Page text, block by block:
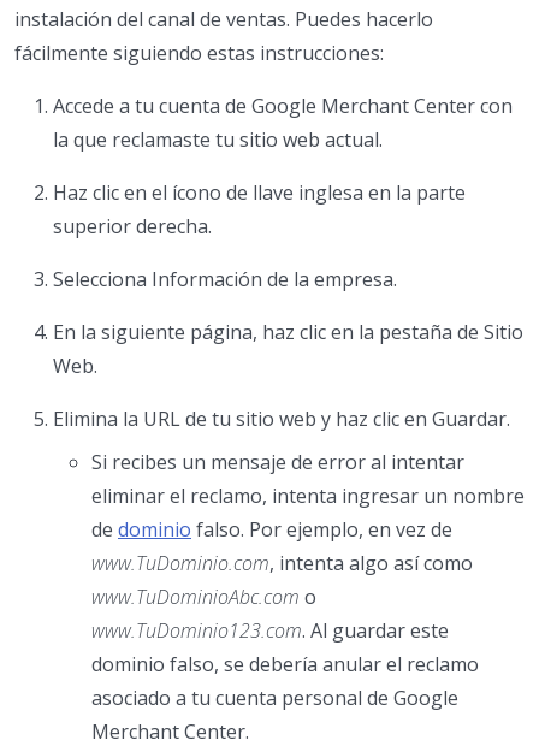
instalación del canal de ventas. Puedes hacerlo
fácilmente siguiendo estas instrucciones:
Accede a tu cuenta de Google Merchant Center con
la que reclamaste tu sitio web actual.
Haz clic en el ícono de llave inglesa en la parte
superior derecha.
Selecciona Información de la empresa.
En la siguiente página, haz clic en la pestaña de Sitio
Web.
Elimina la URL de tu sitio web y haz clic en Guardar.
Si recibes un mensaje de error al intentar
eliminar el reclamo, intenta ingresar un nombre
de dominio falso. Por ejemplo, en vez de
www.TuDominio.com, intenta algo así como
www.TuDominioAbc.com o
www.TuDominio123.com. Al guardar este
dominio falso, se debería anular el reclamo
asociado a tu cuenta personal de Google
Merchant Center.